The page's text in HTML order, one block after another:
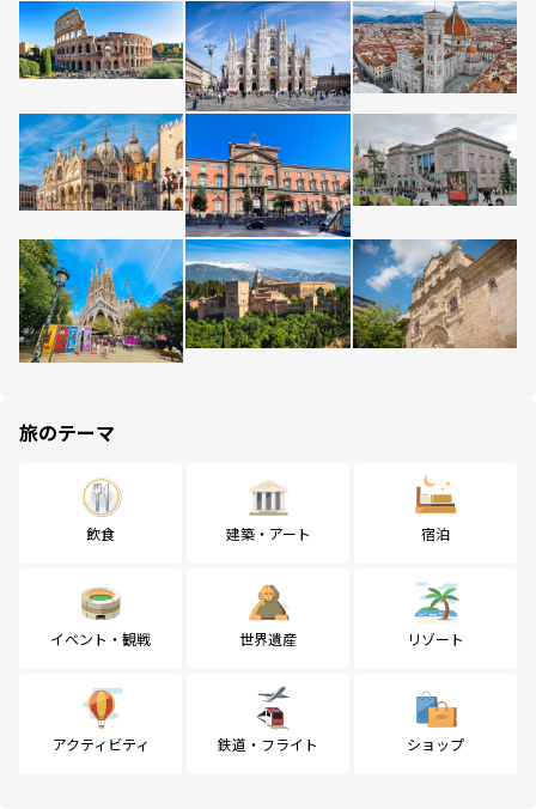
旅のテーマ
飲食 建築・アート 宿泊
イベント・観戦 世界遺産 リゾート
アクティビティ 鉄道・フライト ショップ